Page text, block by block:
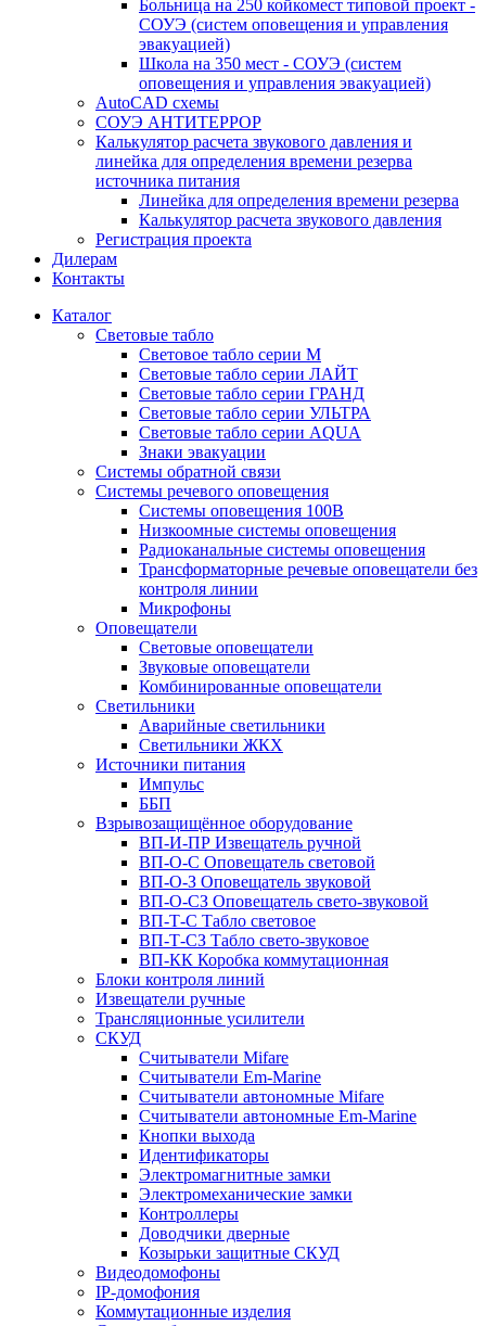
Больница на 250 койкомест типовой проект -
СОУЭ (систем оповещения и управления
эвакуацией)
Школа на 350 мест - СОУЭ (систем
оповещения и управления эвакуацией)
AutoCAD схемы
СОУЭ АНТИТЕРРОР
Калькулятор расчета звукового давления и
линейка для определения времени резерва
источника питания
Линейка для определения времени резерва
Калькулятор расчета звукового давления
Регистрация проекта
Дилерам
Контакты
Каталог
Световые табло
Световое табло серии М
Световые табло серии ЛАЙТ
Световые табло серии ГРАНД
Световые табло серии УЛЬТРА
Световые табло серии AQUA
Знаки эвакуации
Системы обратной связи
Системы речевого оповещения
Системы оповещения 100В
Низкоомные системы оповещения
Радиоканальные системы оповещения
Трансформаторные речевые оповещатели без
контроля линии
Микрофоны
Оповещатели
Световые оповещатели
Звуковые оповещатели
Комбинированные оповещатели
Светильники
Аварийные светильники
Светильники ЖКХ
Источники питания
Импульс
ББП
Взрывозащищённое оборудование
ВП-И-ПР Извещатель ручной
ВП-О-С Оповещатель световой
ВП-О-З Оповещатель звуковой
ВП-О-СЗ Оповещатель свето-звуковой
ВП-Т-С Табло световое
ВП-Т-СЗ Табло свето-звуковое
ВП-КК Коробка коммутационная
Блоки контроля линий
Извещатели ручные
Трансляционные усилители
СКУД
Считыватели Mifare
Считыватели Еm-Marine
Считыватели автономные Mifare
Считыватели автономные Em-Marine
Кнопки выхода
Идентификаторы
Электромагнитные замки
Электромеханические замки
Контроллеры
Доводчики дверные
Козырьки защитные СКУД
Видеодомофоны
IP-домофония
Коммутационные изделия